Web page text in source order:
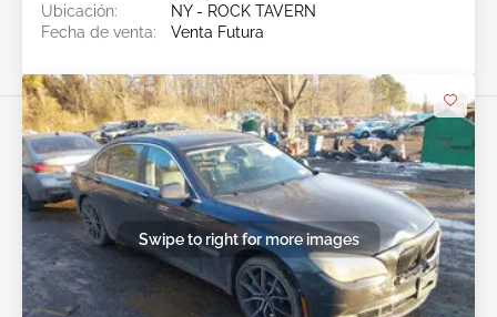
Ubicación:
NY - ROCK TAVERN
Fecha de venta:
Venta Futura
Swipe to right for more images